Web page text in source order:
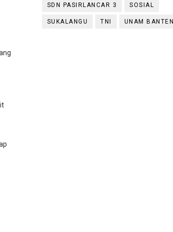
SDN PASIRLANCAR 3 SOSIAL
SUKALANGU TNI UNAM BANTEN